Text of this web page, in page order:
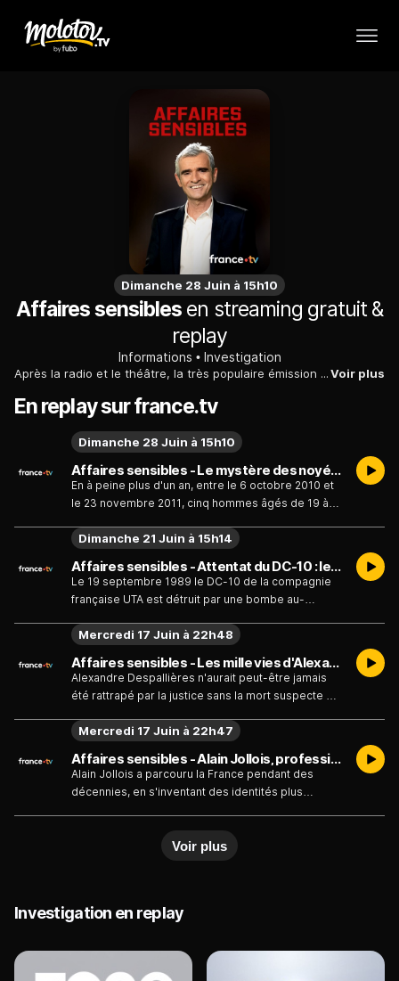
Dimanche 28 Juin à 15h10
Affaires sensibles en streaming gratuit &
replay
Informations Investigation
Après la radio et le théâtre, la très populaire émission de France Inter arrive sur France 2. Fabrice Drouelle vous raconte les affaires d’État et les grands scandales politico-financier qui ont marqué la France.Voir plus
En replay sur france.tv
Affaires sensibles - Le mystère des noyés de la Deûle - Émission du dimanche 28 juin
En à peine plus d'un an, entre le 6 octobre 2010 et
le 23 novembre 2011, cinq hommes âgés de 19 à
la fête avec des amis, et sont retrouvés quelques
la rivière qui traverse la capitale des Flandres.
Aucun témoin, ni aucune image de
vidéosurveillance ne permettent de comprendre
les circonstances de leur décès.
Dimanche 28 Juin à 15h10
Affaires sensibles - Attentat du DC-10 : le deuil impossible - Émission du dimanche 21 juin
Le 19 septembre 1989 le DC-10 de la compagnie
française UTA est détruit par une bombe au-
libyens sont condamnés par contumace par la
jamais. En 2012, le dossier connaît un
rebondissement inattendu en réapparaissant au
coeur du présumé financement libyen de la
campagne de Nicolas Sarkozy pour l'élection
présidentielle de 2007.
Dimanche 21 Juin à 15h14
Affaires sensibles - Les mille vies d'Alexandre Despallières - Émission du mercredi 17 juin
Alexandre Despallières n'aurait peut-être jamais
été rattrapé par la justice sans la mort suspecte en
richissime producteur de musique australien
parisienne alors qu'il venait de passer quelques
jours avec Alexandre Despallières. La famille et les
amis du défunt apprennent que sa fortune pourrait
revenir en totalité à son compagnon français.
Quand il s'avère que son décès a été causé par
une surdose massive de paracétamol, la police
explorant le passé du Français, les enquêteurs
Mercredi 17 Juin à 22h48
Affaires sensibles - Alain Jollois, profession imposteur - Émission du mercredi 17 juin
Alain Jollois a parcouru la France pendant des
décennies, en s'inventant des identités plus
tromper ses victimes, séjourner dans des hôtels
de luxe, dîner dans les meilleurs restaurants, et
être accueilli en invité star dans certaines villes
démontrent le cynisme du mythomane, qui est
qu'il a laissées ensuite ruinées et désemparées.
Mercredi 17 Juin à 22h47
Voir plus
Investigation en replay